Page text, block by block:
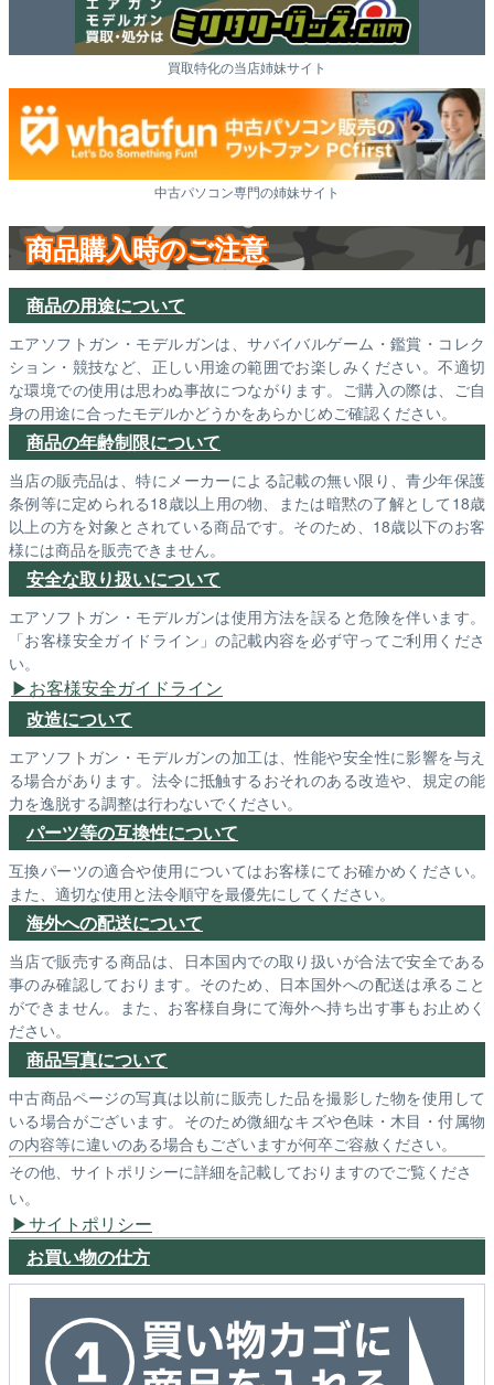
買取特化の当店姉妹サイト
中古パソコン専門の姉妹サイト
商品購入時のご注意
商品の用途について
エアソフトガン・モデルガンは、サバイバルゲーム・鑑賞・コレク
ション・競技など、正しい用途の範囲でお楽しみください。不適切
な環境での使用は思わぬ事故につながります。ご購入の際は、ご自
身の用途に合ったモデルかどうかをあらかじめご確認ください。
商品の年齢制限について
当店の販売品は、特にメーカーによる記載の無い限り、青少年保護
条例等に定められる18歳以上用の物、または暗黙の了解として18歳
以上の方を対象とされている商品です。そのため、18歳以下のお客
様には商品を販売できません。
安全な取り扱いについて
エアソフトガン・モデルガンは使用方法を誤ると危険を伴います。
「お客様安全ガイドライン」の記載内容を必ず守ってご利用くださ
い。
お客様安全ガイドライン
改造について
エアソフトガン・モデルガンの加工は、性能や安全性に影響を与え
る場合があります。法令に抵触するおそれのある改造や、規定の能
力を逸脱する調整は行わないでください。
パーツ等の互換性について
互換パーツの適合や使用についてはお客様にてお確かめください。
また、適切な使用と法令順守を最優先にしてください。
海外への配送について
当店で販売する商品は、日本国内での取り扱いが合法で安全である
事のみ確認しております。そのため、日本国外への配送は承ること
ができません。また、お客様自身にて海外へ持ち出す事もお止めく
ださい。
商品写真について
中古商品ページの写真は以前に販売した品を撮影した物を使用して
いる場合がございます。そのため微細なキズや色味・木目・付属物
の内容等に違いのある場合もございますが何卒ご容赦ください。
その他、サイトポリシーに詳細を記載しておりますのでご覧くださ
い。
サイトポリシー
お買い物の仕方